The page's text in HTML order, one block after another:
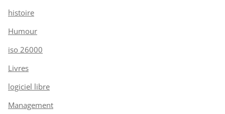
histoire
Humour
iso 26000
Livres
logiciel libre
Management